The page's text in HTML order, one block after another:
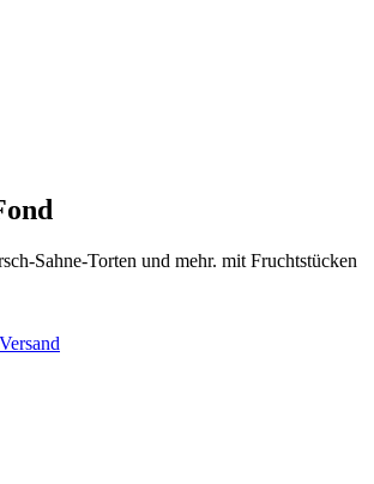
Sahne-Torten und mehr. mit Fruchtstücken